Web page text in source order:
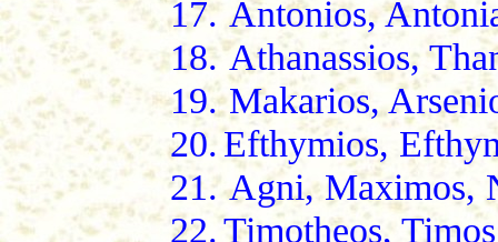
17. Antonios,
18. Athanassios,
19. Makarios,
20.Efthymios,
21. Agni, Maximos,
22.Timotheos,